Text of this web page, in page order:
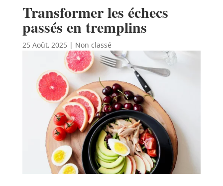
Transformer les échecs
passés en tremplins
25 Août, 2025 | Non classé